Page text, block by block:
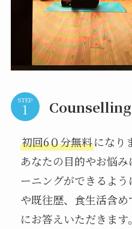
STEP
初回6０分無料になり
あなたの目的やお悩
ーニングができるよ
や既往歴、食生活含
にお答えいただきま